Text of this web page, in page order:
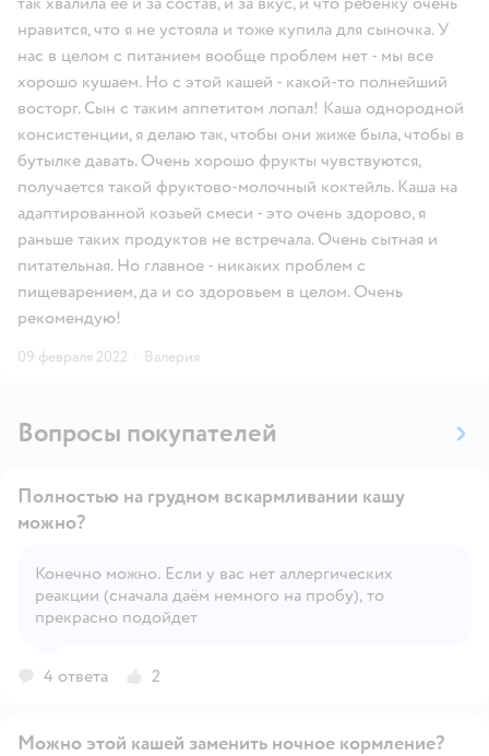
нравится, что я не устояла и тоже купила для сыночка. У
нас в целом с питанием вообще проблем нет - мы все
хорошо кушаем. Но с этой кашей - какой-то полнейший
восторг. Сын с таким аппетитом лопал! Каша однородной
консистенции, я делаю так, чтобы они жиже была, чтобы в
бутылке давать. Очень хорошо фрукты чувствуются,
получается такой фруктово-молочный коктейль. Каша на
адаптированной козьей смеси - это очень здорово, я
раньше таких продуктов не встречала. Очень сытная и
питательная. Но главное - никаких проблем с
пищеварением, да и со здоровьем в целом. Очень
рекомендую!
09 февраля 2022 · Валерия
Вопросы покупателей
Открыть вопрос
Полностью на грудном вскармливании кашу
можно?
Конечно можно. Если у вас нет аллергических
реакции (сначала даём немного на пробу), то
прекрасно подойдет
4 ответа 2
Можно этой кашей заменить ночное кормление?